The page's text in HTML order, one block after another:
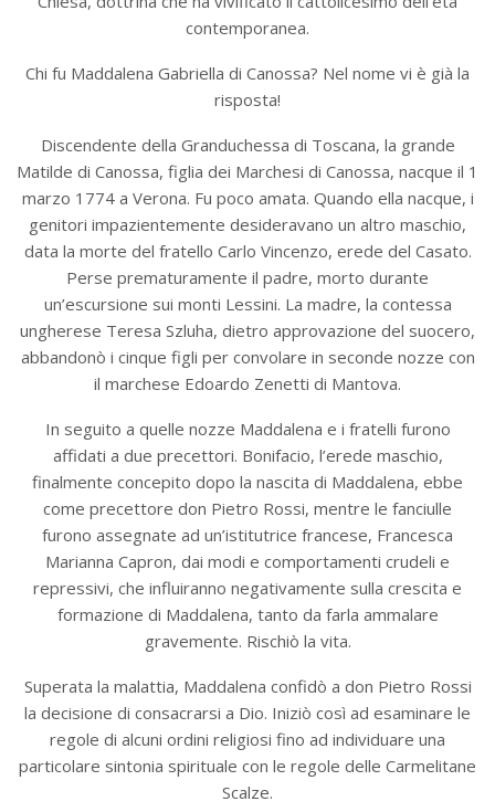
contemporanea.
Chi fu Maddalena Gabriella di Canossa? Nel nome vi è già la
risposta!
Discendente della Granduchessa di Toscana, la grande
Matilde di Canossa, figlia dei Marchesi di Canossa, nacque il 1
marzo 1774 a Verona. Fu poco amata. Quando ella nacque, i
genitori impazientemente desideravano un altro maschio,
data la morte del fratello Carlo Vincenzo, erede del Casato.
Perse prematuramente il padre, morto durante
un’escursione sui monti Lessini. La madre, la contessa
ungherese Teresa Szluha, dietro approvazione del suocero,
abbandonò i cinque figli per convolare in seconde nozze con
il marchese Edoardo Zenetti di Mantova.
In seguito a quelle nozze Maddalena e i fratelli furono
affidati a due precettori. Bonifacio, l’erede maschio,
finalmente concepito dopo la nascita di Maddalena, ebbe
come precettore don Pietro Rossi, mentre le fanciulle
furono assegnate ad un’istitutrice francese, Francesca
Marianna Capron, dai modi e comportamenti crudeli e
repressivi, che influiranno negativamente sulla crescita e
formazione di Maddalena, tanto da farla ammalare
gravemente. Rischiò la vita.
Superata la malattia, Maddalena confidò a don Pietro Rossi
la decisione di consacrarsi a Dio. Iniziò così ad esaminare le
regole di alcuni ordini religiosi fino ad individuare una
particolare sintonia spirituale con le regole delle Carmelitane
Scalze.